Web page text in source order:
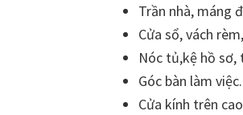
Trần nhà, máng
Cửa sổ, vách
Nóc tủ,kệ hồ sơ,
Góc bàn làm việc.
Cửa kính trên